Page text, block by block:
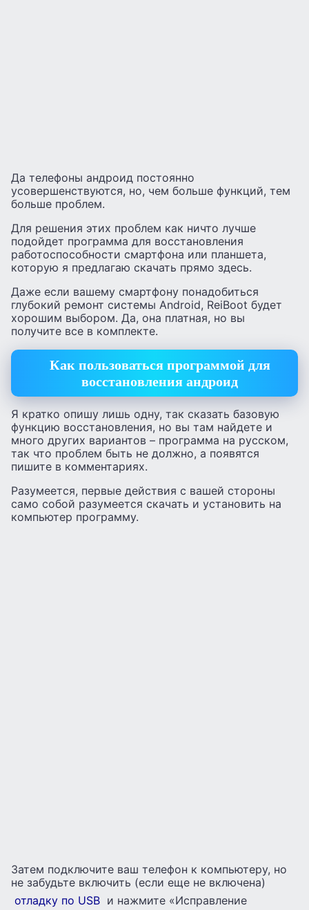
Да телефоны андроид постоянно
усовершенствуются, но, чем больше функций, тем
больше проблем.
Для решения этих проблем как ничто лучше
подойдет программа для восстановления
работоспособности смартфона или планшета,
которую я предлагаю скачать прямо здесь.
Даже если вашему смартфону понадобиться
глубокий ремонт системы Android, ReiBoot будет
хорошим выбором. Да, она платная, но вы
получите все в комплекте.
Как пользоваться программой для
восстановления андроид
Я кратко опишу лишь одну, так сказать базовую
функцию восстановления, но вы там найдете и
много других вариантов – программа на русском,
так что проблем быть не должно, а появятся
пишите в комментариях.
Разумеется, первые действия с вашей стороны
само собой разумеется скачать и установить на
компьютер программу.
Затем подключите ваш телефон к компьютеру, но
не забудьте включить (если еще не включена)
отладку по USB и нажмите «Исправление